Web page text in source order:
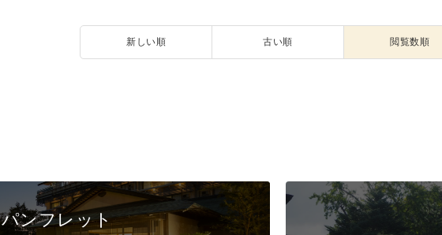
新しい順 古い順 閲覧数順
パンフレット